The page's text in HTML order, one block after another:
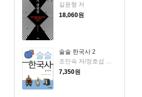
길윤형 저
18,060원
술술 한국사 2
조민숙 저/정호섭 감수/백대승 그림
7,350원